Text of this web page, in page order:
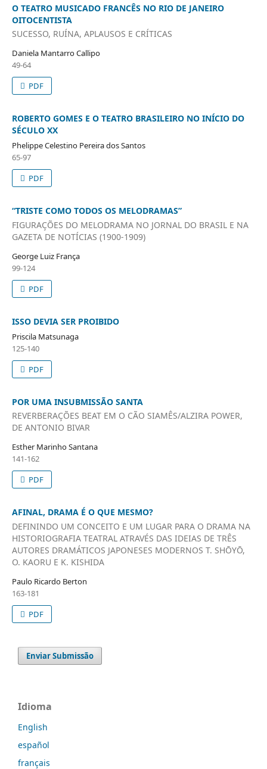
O TEATRO MUSICADO FRANCÊS NO RIO DE JANEIRO
OITOCENTISTA
SUCESSO, RUÍNA, APLAUSOS E CRÍTICAS
Daniela Mantarro Callipo
49-64
PDF
ROBERTO GOMES E O TEATRO BRASILEIRO NO INÍCIO DO
SÉCULO XX
Phelippe Celestino Pereira dos Santos
65-97
PDF
“TRISTE COMO TODOS OS MELODRAMAS”
FIGURAÇÕES DO MELODRAMA NO JORNAL DO BRASIL E NA
GAZETA DE NOTÍCIAS (1900-1909)
George Luiz França
99-124
PDF
ISSO DEVIA SER PROIBIDO
Priscila Matsunaga
125-140
PDF
POR UMA INSUBMISSÃO SANTA
REVERBERAÇÕES BEAT EM O CÃO SIAMÊS/ALZIRA POWER,
DE ANTONIO BIVAR
Esther Marinho Santana
141-162
PDF
AFINAL, DRAMA É O QUE MESMO?
DEFININDO UM CONCEITO E UM LUGAR PARA O DRAMA NA
HISTORIOGRAFIA TEATRAL ATRAVÉS DAS IDEIAS DE TRÊS
AUTORES DRAMÁTICOS JAPONESES MODERNOS T. SHŌYŌ,
O. KAORU E K. KISHIDA
Paulo Ricardo Berton
163-181
PDF
Enviar Submissão
Idioma
English
español
français